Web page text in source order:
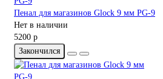
Пенал для магазинов Glock 9 мм PG-9
Нет в наличии
5200 р
Закончился